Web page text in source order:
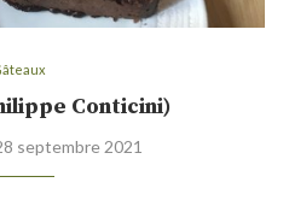
Conticini)
septembre 2021